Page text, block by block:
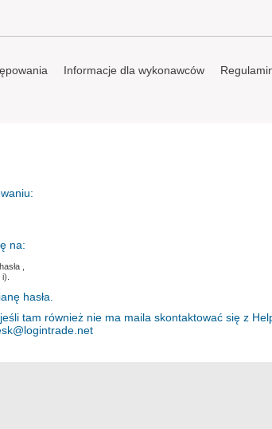
Informacje dla wykonawców
na:
,
hasła.
tam również nie ma maila skontaktować się z